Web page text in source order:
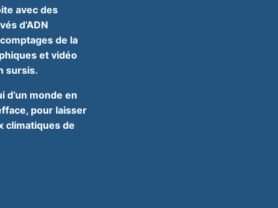
avec des
d’ADN
de la
et vidéo
sursis.
monde en
pour laisser
climatiques de